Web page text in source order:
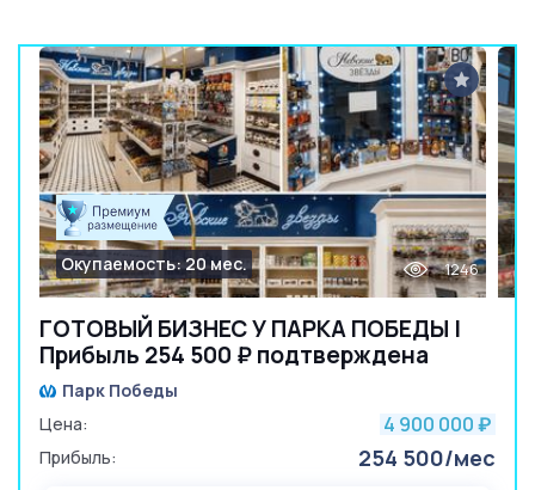
ГОТОВЫЙ БИЗНЕС У ПАРКА ПОБЕДЫ |
Прибыль 254 500 ₽ подтверждена
Окупаемость: 20 мес. 1246
Парк Победы
Цена:
4 900 000 ₽
Прибыль: 254 500/мес